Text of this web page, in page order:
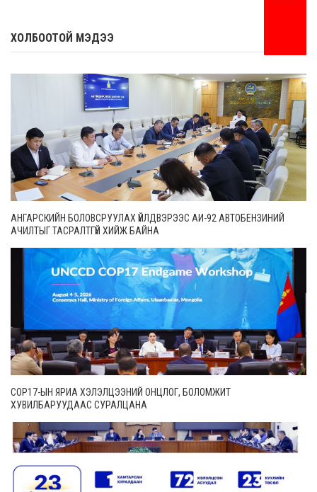
ХОЛБООТОЙ МЭДЭЭ
АНГАРСКИЙН БОЛОВСРУУЛАХ ҮЙЛДВЭРЭЭС АИ-92 АВТОБЕНЗИНИЙ
АЧИЛТЫГ ТАСРАЛТГҮЙ ХИЙЖ БАЙНА
COP17-ЫН ЯРИА ХЭЛЭЛЦЭЭНИЙ ОНЦЛОГ, БОЛОМЖИТ
ХУВИЛБАРУУДААС СУРАЛЦАНА